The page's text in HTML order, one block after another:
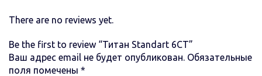
There are no reviews yet.
Be the first to review “Титан Standart 6CT”
Ваш адрес email не будет опубликован. Обязательные
поля помечены *